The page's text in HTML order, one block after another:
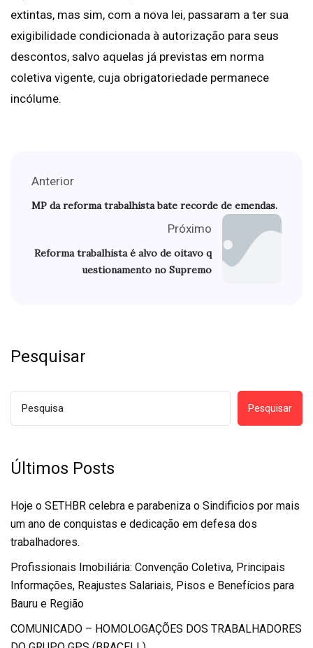
extintas, mas sim, com a nova lei, passaram a ter sua
exigibilidade condicionada à autorização para seus
descontos, salvo aquelas já previstas em norma
coletiva vigente, cuja obrigatoriedade permanece
incólume.
Anterior
MP da reforma trabalhista bate recorde de emendas.
Próximo
Reforma trabalhista é alvo de oitavo q
uestionamento no Supremo
Pesquisar
Pesquisar
Últimos Posts
Hoje o SETHBR celebra e parabeniza o Sindificios por mais
um ano de conquistas e dedicação em defesa dos
trabalhadores.
Profissionais Imobiliária: Convenção Coletiva, Principais
Informações, Reajustes Salariais, Pisos e Benefícios para
Bauru e Região
COMUNICADO – HOMOLOGAÇÕES DOS TRABALHADORES